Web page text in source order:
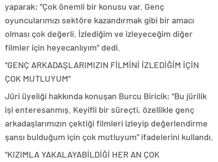
yaparak; “Çok önemli bir konusu var. Genç
oyuncularımızı sektöre kazandırmak gibi bir amacı
olması çok değerli. İzlediğim ve izleyeceğim diğer
filmler için heyecanlıyım” dedi.
“GENÇ ARKADAŞLARIMIZIN FİLMİNİ İZLEDİĞİM İÇİN
ÇOK MUTLUYUM”
Jüri üyeliği hakkında konuşan Burcu Biricik; “Bu jürilik
işi enteresanmış. Keyifli bir süreçti, özellikle genç
arkadaşlarımızın çektiği filmleri izleyip değerlendirme
şansı bulduğum için çok mutluyum” ifadelerini kullandı.
“KIZIMLA YAKALAYABİLDİĞİ HER AN ÇOK